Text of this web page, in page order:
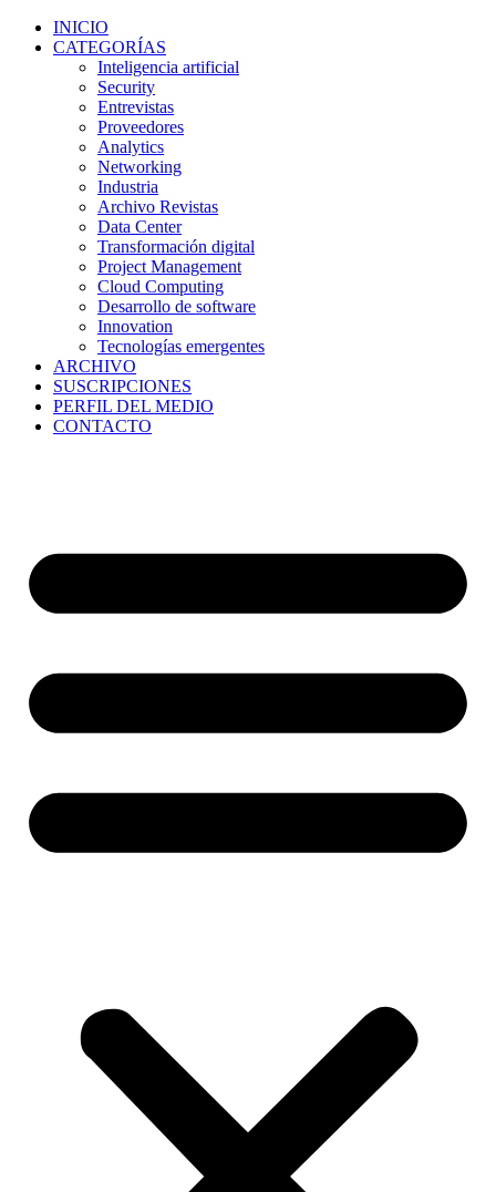
INICIO
CATEGORÍAS
Inteligencia artificial
Security
Entrevistas
Proveedores
Analytics
Networking
Industria
Archivo Revistas
Data Center
Transformación digital
Project Management
Cloud Computing
Desarrollo de software
Innovation
Tecnologías emergentes
ARCHIVO
SUSCRIPCIONES
PERFIL DEL MEDIO
CONTACTO